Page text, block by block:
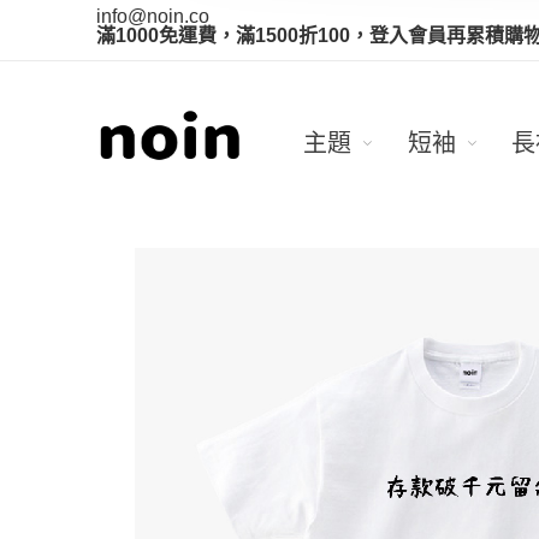
info@noin.co
滿1000免運費，滿1500折100，登入會員再累積購
主題 短袖